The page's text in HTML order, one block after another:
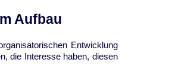
Aufbau
Entwicklung
die Interesse haben, diesen